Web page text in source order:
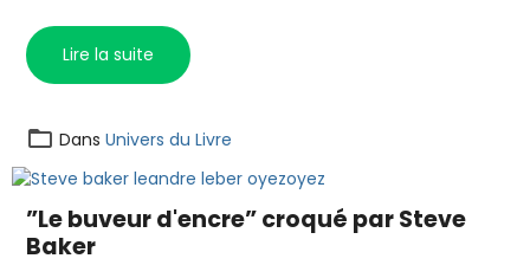
Lire la suite
Dans Univers du Livre
”Le buveur d'encre” croqué par Steve
Baker